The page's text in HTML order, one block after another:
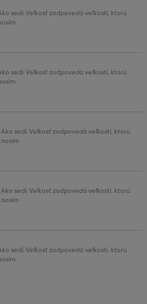
sedí: Veľkosť zodpovedá veľkosti, ktorú
sedí: Veľkosť zodpovedá veľkosti, ktorú
Ako sedí: Veľkosť zodpovedá veľkosti, ktorú
nosím
Ako sedí: Veľkosť zodpovedá veľkosti, ktorú
nosím
sedí: Veľkosť zodpovedá veľkosti, ktorú